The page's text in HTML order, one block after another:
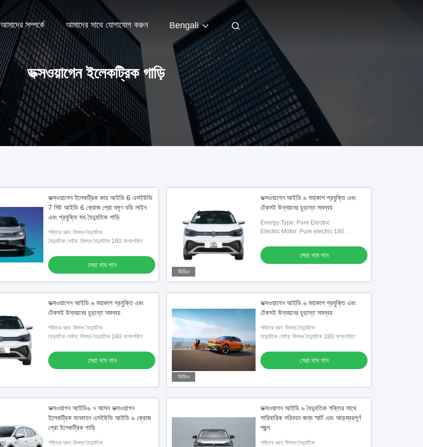
আমাদের সম্পর্কে আমাদের সাথে যোগাযোগ করুন Bengali
ভক্সওয়াগেন ইলেকট্রিক গাড়ি
ভক্সওয়াগেন ইলেকট্রিক কার আইডি 6 এসইউভি
7 সিট আইডি 6 ক্রোজ প্রো মসৃণ বডি লাইন
এবং প্রযুক্তি সহ বৈদ্যুতিক গাড়ি
শক্তির ধরন: বিশুদ্ধ বৈদ্যুতিক
বৈদ্যুতিক মোটর: বিশুদ্ধ বৈদ্যুতিক 180 অশ্বশক্তি
সেরা দাম পান
ভিডিও
ভক্সওয়াগেন আইডি.৬ মহাকাশ প্রযুক্তি এবং
টেকসই উন্নয়নের চূড়ান্ত সমন্বয়
Energy Type: Pure Electric
Electric Motor: Pure electric 180
সেরা দাম পান
ভক্সওয়াগেন আইডি.৬ মহাকাশ প্রযুক্তি এবং
টেকসই উন্নয়নের চূড়ান্ত সমন্বয়
শক্তির ধরন: বিশুদ্ধ বৈদ্যুতিক
বৈদ্যুতিক মোটর: বিশুদ্ধ বৈদ্যুতিক 180 অশ্বশক্তি
সেরা দাম পান
ভিডিও
ভক্সওয়াগেন আইডি.৬ মহাকাশ প্রযুক্তি এবং
টেকসই উন্নয়নের চূড়ান্ত সমন্বয়
শক্তির ধরন: বিশুদ্ধ বৈদ্যুতিক
বৈদ্যুতিক মোটর: বিশুদ্ধ বৈদ্যুতিক 180 অশ্বশক্তি
সেরা দাম পান
ভক্সওয়াগন আইডি৬ ৭ আসন ভক্সওয়াগন
ইলেকট্রিক যানবাহন এসইউভি আইডি ৬ ক্রোজ
প্রো ইলেকট্রিক গাড়ি
শক্তির ধরন: বিশুদ্ধ বৈদ্যুতিক
ভক্সওয়াগন আইডি.৬ বৈদ্যুতিক শক্তির সাথে
পারিবারিক পরিবহন জন্য স্মার্ট এবং আড়ম্বরপূর্ণ
পছন্দ
শক্তির ধরন: বিশুদ্ধ বৈদ্যুতিক